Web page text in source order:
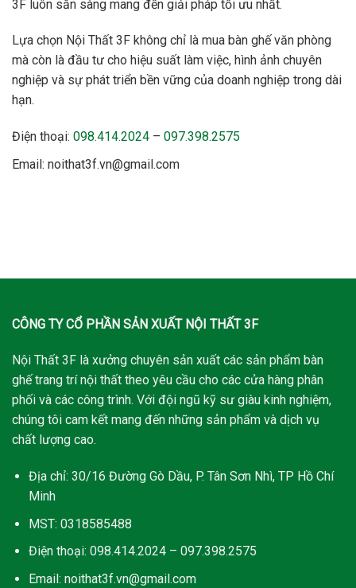
3F luôn sẵn sàng mang đến giải pháp tối ưu nhất.
Lựa chọn Nội Thất 3F không chỉ là mua bàn ghế văn phòng
mà còn là đầu tư cho hiệu suất làm việc, hình ảnh chuyên
nghiệp và sự phát triển bền vững của doanh nghiệp trong dài
hạn.
Điện thoại: 098.414.2024 – 097.398.2575
Email: noithat3f.vn@gmail.com
CÔNG TY CỔ PHẦN SẢN XUẤT NỘI THẤT 3F
Nội Thất 3F là xưởng chuyên sản xuất các sản phẩm bàn
ghế trang trí nội thất theo yêu cầu cho các cửa hàng phân
phối và các công trình. Với đội ngũ kỹ sư giàu kinh nghiệm,
chúng tôi cam kết mang đến những sản phẩm và dịch vụ
chất lượng cao.
Địa chỉ: 30/16 Đường Gò Dầu, P. Tân Sơn Nhì, TP Hồ Chí
Minh
MST: 0318585488
Điện thoại: 098.414.2024 – 097.398.2575
Email: noithat3f.vn@gmail.com